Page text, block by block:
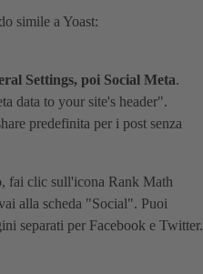
simile a Yoast:
Settings, poi Social Meta.
data to your site's header".
predefinita per i post senza
fai clic sull'icona Rank Math
alla scheda "Social". Puoi
separati per Facebook e Twitter.